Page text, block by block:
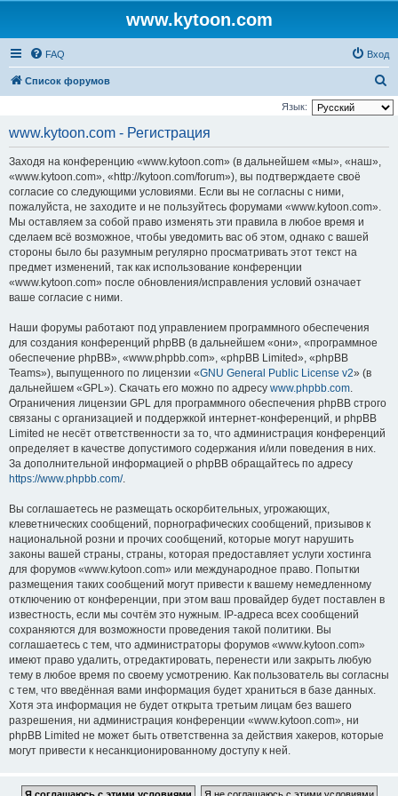
www.kytoon.com
FAQ Вход
Список форумов
о
Язык:
www.kytoon.com - Регистрация
Заходя на конференцию «www.kytoon.com» (в дальнейшем «мы», «наш»,
«www.kytoon.com», «http://kytoon.com/forum»), вы подтверждаете своё
согласие со следующими условиями. Если вы не согласны с ними,
пожалуйста, не заходите и не пользуйтесь форумами «www.kytoon.com».
Мы оставляем за собой право изменять эти правила в любое время и
сделаем всё возможное, чтобы уведомить вас об этом, однако с вашей
стороны было бы разумным регулярно просматривать этот текст на
предмет изменений, так как использование конференции
«www.kytoon.com» после обновления/исправления условий означает
ваше согласие с ними.
Наши форумы работают под управлением программного обеспечения
для создания конференций phpBB (в дальнейшем «они», «программное
обеспечение phpBB», «www.phpbb.com», «phpBB Limited», «phpBB
Teams»), выпущенного по лицензии «GNU General Public License v2» (в
дальнейшем «GPL»). Скачать его можно по адресу www.phpbb.com.
Ограничения лицензии GPL для программного обеспечения phpBB строго
связаны с организацией и поддержкой интернет-конференций, и phpBB
Limited не несёт ответственности за то, что администрация конференций
определяет в качестве допустимого содержания и/или поведения в них.
За дополнительной информацией о phpBB обращайтесь по адресу
https://www.phpbb.com/.
Вы соглашаетесь не размещать оскорбительных, угрожающих,
клеветнических сообщений, порнографических сообщений, призывов к
национальной розни и прочих сообщений, которые могут нарушить
законы вашей страны, страны, которая предоставляет услуги хостинга
для форумов «www.kytoon.com» или международное право. Попытки
размещения таких сообщений могут привести к вашему немедленному
отключению от конференции, при этом ваш провайдер будет поставлен в
известность, если мы сочтём это нужным. IP-адреса всех сообщений
сохраняются для возможности проведения такой политики. Вы
соглашаетесь с тем, что администраторы форумов «www.kytoon.com»
имеют право удалить, отредактировать, перенести или закрыть любую
тему в любое время по своему усмотрению. Как пользователь вы согласны
с тем, что введённая вами информация будет храниться в базе данных.
Хотя эта информация не будет открыта третьим лицам без вашего
разрешения, ни администрация конференции «www.kytoon.com», ни
phpBB Limited не может быть ответственна за действия хакеров, которые
могут привести к несанкционированному доступу к ней.